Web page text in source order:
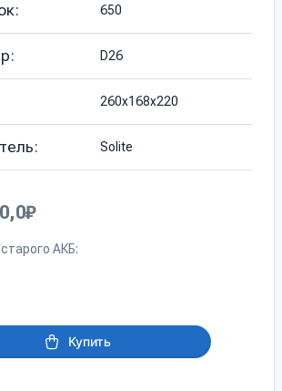
650
D26
260х168х220
Solite
АКБ:
Купить